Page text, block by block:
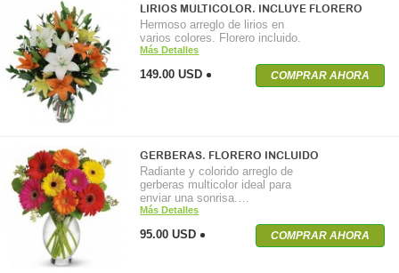
LIRIOS MULTICOLOR. INCLUYE FLORERO
Hermoso arreglo de lirios en
varios colores. Florero incluido.
Más Detalles
149.00 USD COMPRAR AHORA
GERBERAS. FLORERO INCLUIDO
Radiante y colorido arreglo de
gerberas multicolor ideal para
enviar una sonrisa.…
Más Detalles
95.00 USD COMPRAR AHORA